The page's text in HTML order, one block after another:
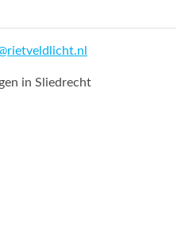
in Sliedrecht